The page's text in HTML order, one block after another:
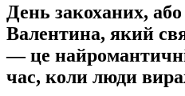
День закоханих,
Валентина, який
— це
час, коли люди